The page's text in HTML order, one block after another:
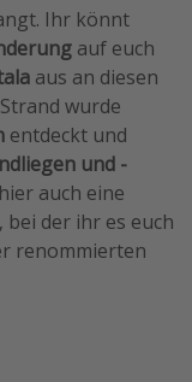
Ihr könnt
auf euch
aus an diesen
wurde
entdeckt und
und -
auch eine
bei der ihr es euch
renommierten